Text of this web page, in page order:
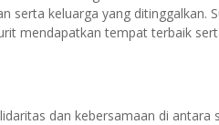
serta keluarga yang ditinggalkan.
mendapatkan tempat terbaik
dan kebersamaan di antara